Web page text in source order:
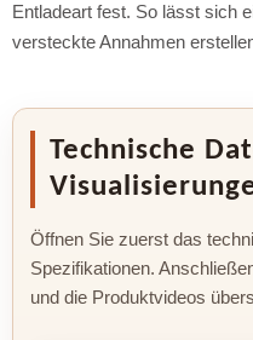
Entladeart fest. So lässt sich
versteckte Annahmen
Technische
Öffnen Sie zuerst das
Spezifikationen.
und die Produktvideos